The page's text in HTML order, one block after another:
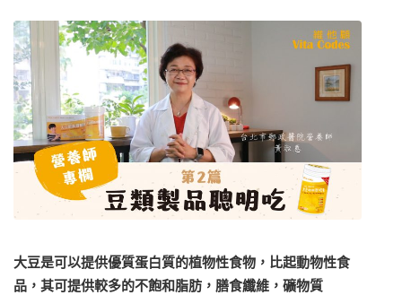
大豆是可以提供優質蛋白質的植物性食物，比起動物性食
品，其可提供較多的不飽和脂肪，膳食纖維，礦物質